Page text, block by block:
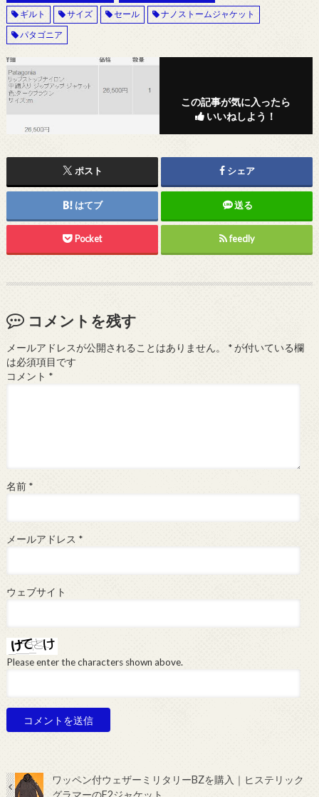
ギルト
サイズ セール
ナノストームジャケット
パタゴニア
この記事が気に入ったら
いいねしよう！
ポスト シェア
はてブ 送る
Pocket feedly
コメントを残す
メールアドレスが公開されることはありません。 *が付いている欄
は必須項目です
コメント *
名前 *
メールアドレス *
ウェブサイト
Please enter the characters shown above.
ワッペン付ウェザーミリタリーBZを購入｜ヒステリック
グラマーのF2ジャケット